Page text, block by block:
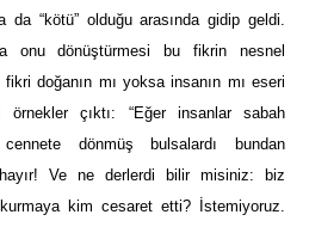
da “kötü” olduğu arasında gidip geldi.
onu dönüştürmesi bu fikrin nesnel
doğanın mı yoksa insanın mı eseri
örnekler çıktı: “Eğer insanlar sabah
cennete dönmüş bulsalardı bundan
hayır! Ve ne derlerdi bilir misiniz: biz
kim cesaret etti? İstemiyoruz.